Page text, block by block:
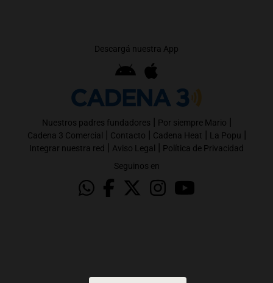
Descargá nuestra App
Nuestros padres fundadores | Por siempre Mario |
Cadena 3 Comercial | Contacto | Cadena Heat | La Popu |
Integrar nuestra red | Aviso Legal | Política de Privacidad
Seguinos en